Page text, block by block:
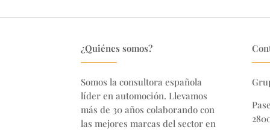
¿Quiénes somos?
Somos la consultora española
líder en automoción. Llevamos
más de 30 años colaborando con
las mejores marcas del sector en